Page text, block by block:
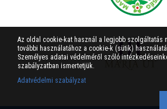
Az oldal cookie-kat használ a legjobb szolgáltatás
további használatához a cookie-k (sütik)
Személyes adatai védelméről szóló
szabályzatban ismertetjük.
Adatvédelmi szabályzat